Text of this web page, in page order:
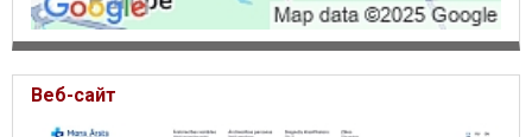
Веб-сайт